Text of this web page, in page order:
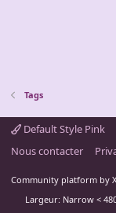
Tags
Default Style Pink
Nous contacter
Community platform by
Largeur